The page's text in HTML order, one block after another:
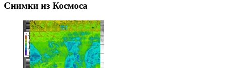
Снимки из Космоса